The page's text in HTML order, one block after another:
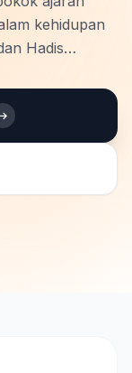
kehidupan
Hadis
teks
MTs ini